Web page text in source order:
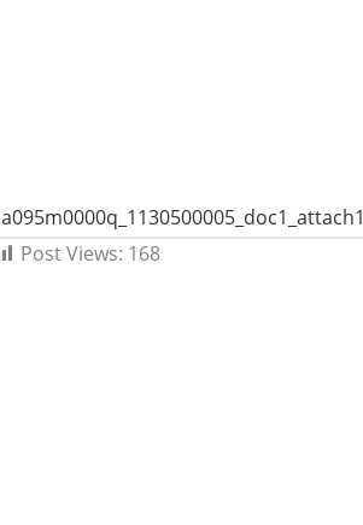
a095m0000q_1130500005_doc1_attach1
Post Views: 168